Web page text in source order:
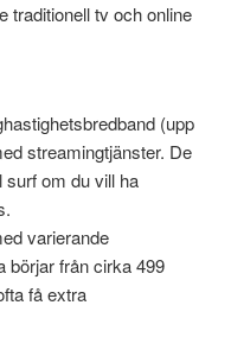
traditionell tv och online
(upp
streamingtjänster. De
surf om du vill ha
varierande
börjar från cirka 499
få extra